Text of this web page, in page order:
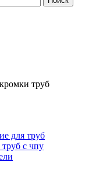
труб
для труб
с чпу